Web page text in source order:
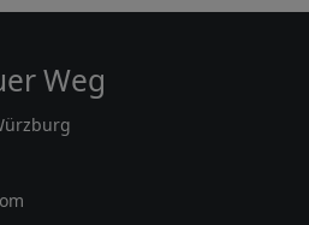
Weg